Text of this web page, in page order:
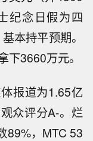
纪念日假为四
本持平预期。
下3660万元。
报道为1.65亿
众评分A-。烂
89%，MTC 53